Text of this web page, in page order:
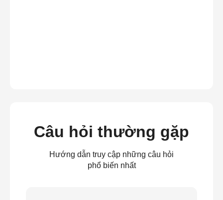
Câu hỏi thường gặp
Hướng dẫn truy cập những câu hỏi
phổ biến nhất